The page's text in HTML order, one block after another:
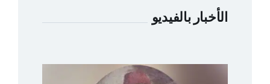
الأخبار بالفيديو